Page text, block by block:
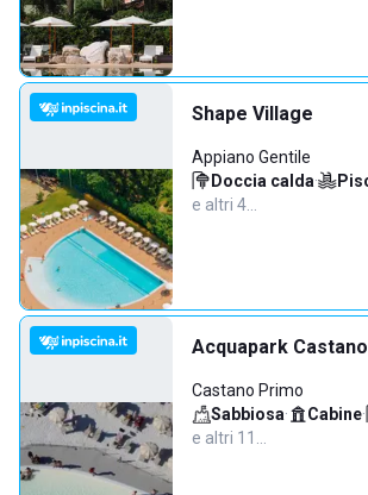
Shape Village
Appiano Gentile
Doccia calda·
e altri 4…
Acquapark
Castano Primo
Sabbiosa· Cabine·
e altri 11…